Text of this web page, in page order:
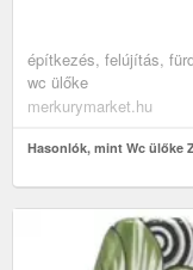
építkezés, felújítás,
wc ülőke
merkurymarket.hu
Hasonlók, mint Wc ülőke